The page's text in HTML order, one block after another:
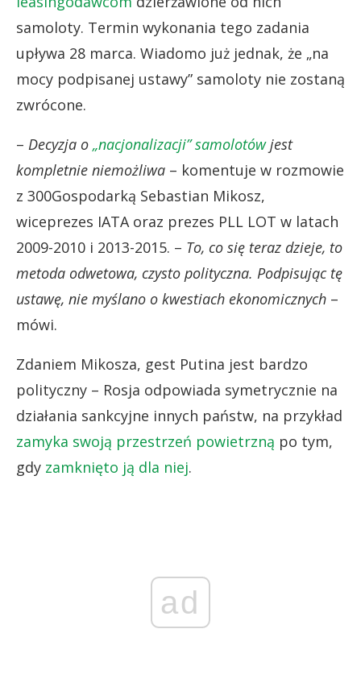
samoloty. Termin wykonania tego zadania
upływa 28 marca. Wiadomo już jednak, że „na
mocy podpisanej ustawy” samoloty nie zostaną
zwrócone.
– Decyzja o „nacjonalizacji” samolotówjest
kompletnie niemożliwa – komentuje w rozmowie
z 300Gospodarką Sebastian Mikosz,
wiceprezes IATA oraz prezes PLL LOT w latach
2009-2010 i 2013-2015. – To, co się teraz dzieje, to
metoda odwetowa, czysto polityczna. Podpisując tę
ustawę, nie myślano o kwestiach ekonomicznych –
mówi.
Zdaniem Mikosza, gest Putina jest bardzo
polityczny – Rosja odpowiada symetrycznie na
działania sankcyjne innych państw, na przykład
zamyka swoją przestrzeń powietrzną po tym,
gdy zamknięto ją dla niej.
ad